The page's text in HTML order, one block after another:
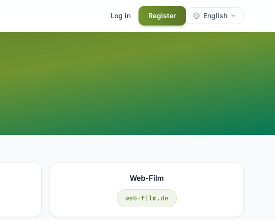
Log in Register English
Web-Film
web-film.de